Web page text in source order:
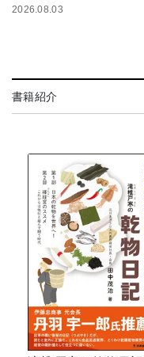
2026.08.03
書籍紹介